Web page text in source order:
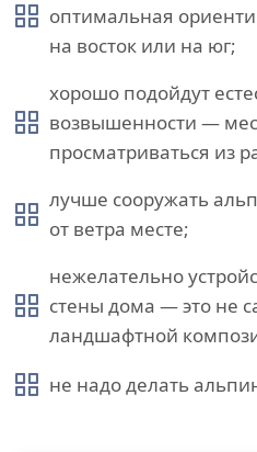
оптимальная
на восток или на юг;
хорошо подойдут
возвышенности —
просматриваться из
лучше сооружать
от ветра месте;
нежелательно
стены дома — это не
ландшафтной
не надо делать